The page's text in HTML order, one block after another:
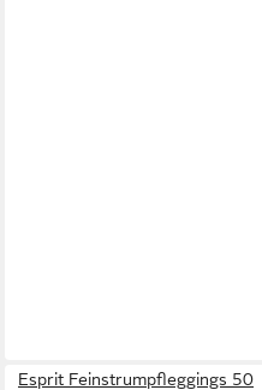
Esprit Feinstrumpfleggings 50